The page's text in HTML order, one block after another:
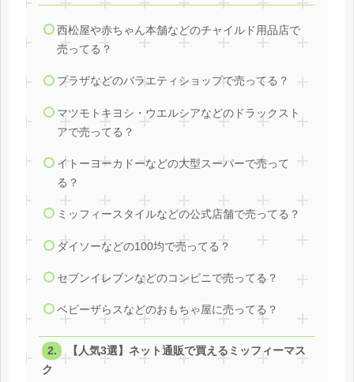
西松屋や赤ちゃん本舗などのチャイルド用品店で
売ってる？
プラザなどのバラエティショップで売ってる？
マツモトキヨシ・ウエルシアなどのドラックスト
アで売ってる？
イトーヨーカドーなどの大型スーパーで売って
る？
ミッフィースタイルなどの公式店舗で売ってる？
ダイソーなどの100均で売ってる？
セブンイレブンなどのコンビニで売ってる？
ベビーザらスなどのおもちゃ屋に売ってる？
【人気3選】ネット通販で買えるミッフィーマス
ク